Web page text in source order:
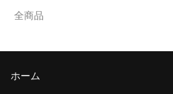
全商品
ホーム